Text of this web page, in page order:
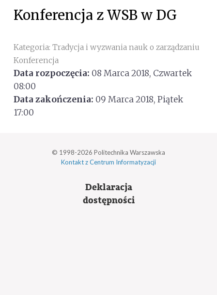
Konferencja z WSB w DG
Kategoria: Tradycja i wyzwania nauk o zarządzaniu
Konferencja
Data rozpoczęcia: 08 Marca 2018, Czwartek
08:00
Data zakończenia: 09 Marca 2018, Piątek
17:00
© 1998-2026 Politechnika Warszawska
Kontakt z Centrum Informatyzacji
Deklaracja
dostępności